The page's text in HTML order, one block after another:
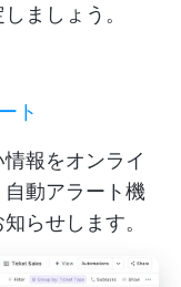
ましょう。
ト
報をオンライ
動アラート機
らせします。